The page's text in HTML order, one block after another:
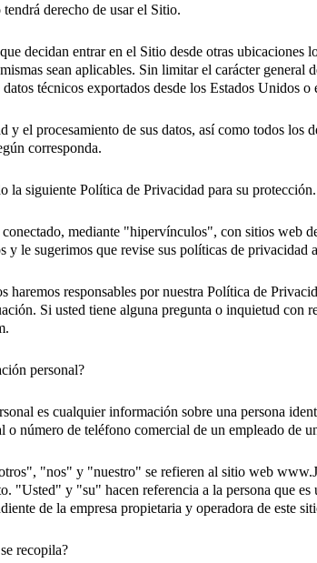
derecho de usar el Sitio.
decidan entrar en el Sitio desde otras
sean aplicables. Sin limitar el carácter
técnicos exportados desde los Estados Unidos o
y el procesamiento de sus datos, así como todos los
corresponda.
la siguiente Política de Privacidad para su protección.
mediante "hipervínculos", con sitios web
y le sugerimos que revise sus políticas de privacidad
haremos responsables por nuestra Política de
Si usted tiene alguna pregunta o inquietud
personal?
es cualquier información sobre una persona
o número de teléfono comercial de un empleado de
"nos" y "nuestro" se refieren al sitio web
"Usted" y "su" hacen referencia a la persona que
de la empresa propietaria y operadora de este
recopila?